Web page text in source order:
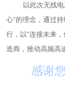
以此次无线
心”的理念，通过
行， 以“连接未来
造商，推动高频高
感谢